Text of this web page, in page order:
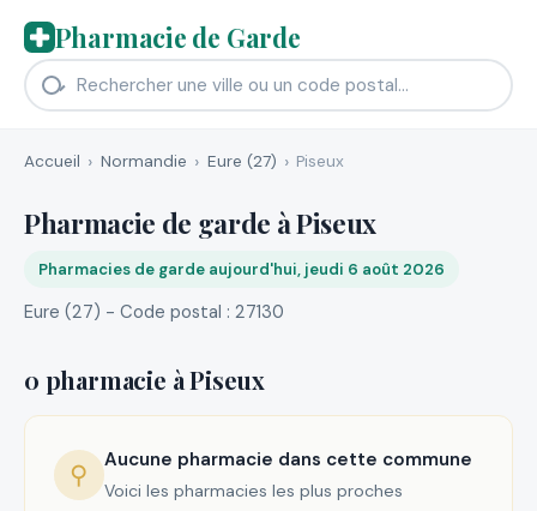
Pharmacie de Garde
Accueil Normandie Eure (27) Piseux
Pharmacie de garde à Piseux
Pharmacies de garde aujourd'hui, jeudi 6 août 2026
Eure (27) - Code postal : 27130
0 pharmacie à Piseux
⚲ Aucune pharmacie dans cette commune
Voici les pharmacies les plus proches